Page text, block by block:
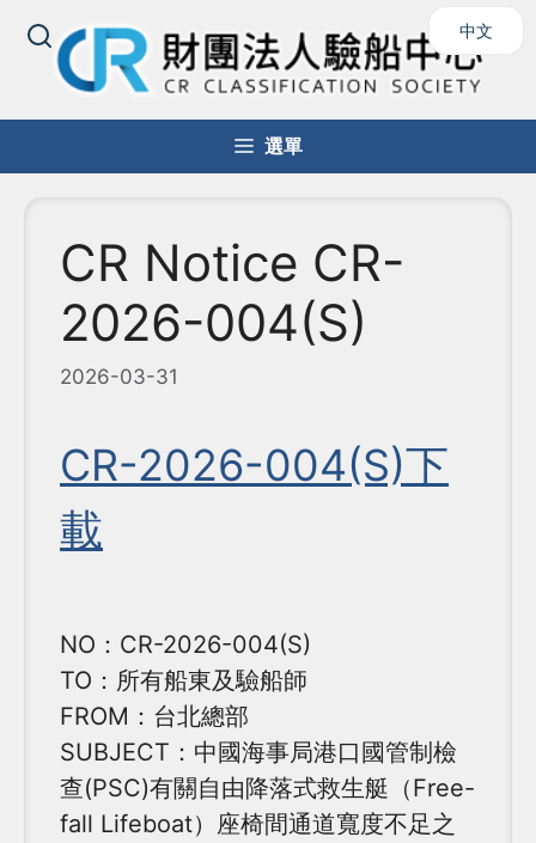
容
中文
選單
CR Notice CR-
2026-004(S)
2026-03-31
CR-2026-004(S)下
載
NO：CR-2026-004(S)
TO：所有船東及驗船師
FROM：台北總部
SUBJECT：中國海事局港口國管制檢
查(PSC)有關自由降落式救生艇（Free-
fall Lifeboat）座椅間通道寬度不足之